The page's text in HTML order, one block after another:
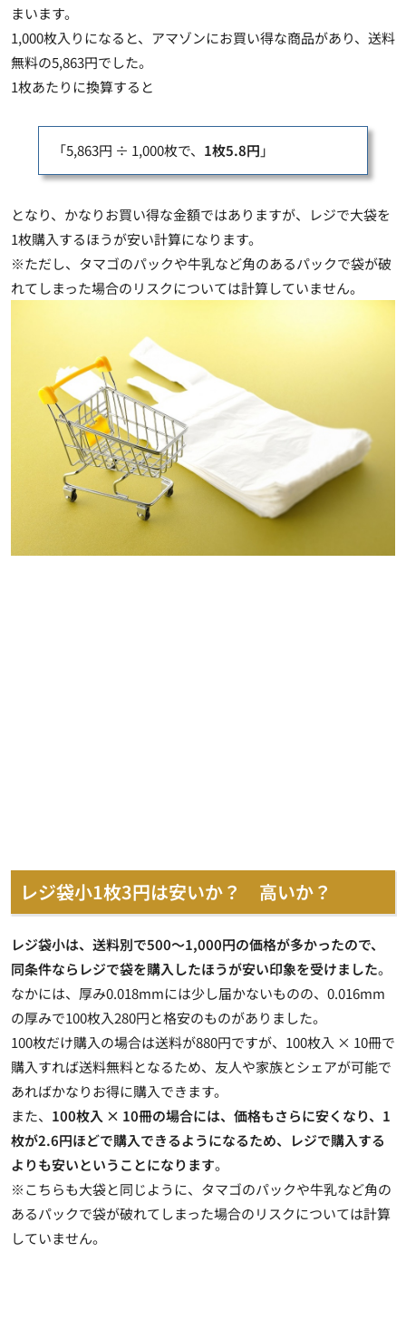
まいます。
1,000枚入りになると、アマゾンにお買い得な商品があり、送料
無料の5,863円でした。
1枚あたりに換算すると
「5,863円 ÷ 1,000枚で、 1枚5.8円 」
となり、かなりお買い得な金額ではありますが、
レジで大袋を
1枚購入するほうが安い計算になります。
※ただし、タマゴのパックや牛乳など角のあるパックで袋が破
れてしまった場合のリスクについては計算していません。
レジ袋小1枚3円は安いか？ 高いか？
レジ袋小は、送料別で500～1,000円の価格が多かったので、
同条件ならレジで袋を購入したほうが安い印象を受けました。
なかには、厚み0.018mmには少し届かないものの、0.016mm
の厚みで100枚入280円と格安のものがありました。
100枚だけ購入の場合は送料が880円ですが、100枚入 × 10冊で
購入すれば送料無料となるため、友人や家族とシェアが可能で
あればかなりお得に購入できます。
また、 100枚入 × 10冊の場合には、価格もさらに安くなり、1
枚が2.6円ほどで購入できるようになるため、レジで購入する
よりも安いということになります。
※こちらも大袋と同じように、タマゴのパックや牛乳など角の
あるパックで袋が破れてしまった場合のリスクについては計算
していません。